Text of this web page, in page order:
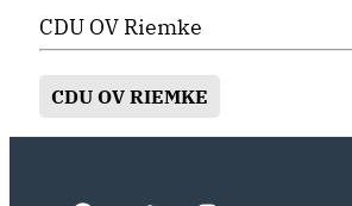
CDU OV Riemke
CDU OV RIEMKE